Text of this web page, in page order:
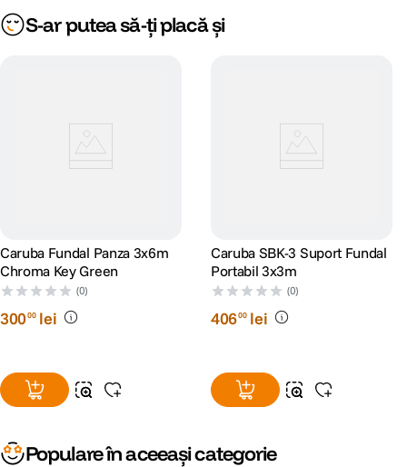
S-ar putea să-ți placă și
Caruba Fundal Panza 3x6m
Chroma Key Green
(0)
30000 lei
Caruba SBK-3 Suport Fundal
Portabil 3x3m
(0)
40600 lei
Populare în aceeași categorie